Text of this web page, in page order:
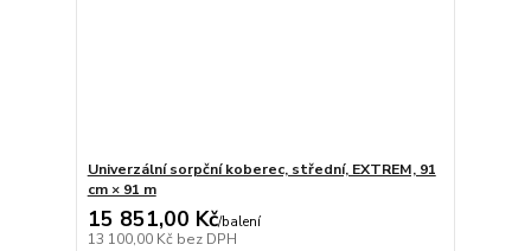
Univerzální sorpční koberec, střední, EXTREM, 91
cm × 91 m
15 851,00 Kč/balení
13 100,00 Kč bez DPH